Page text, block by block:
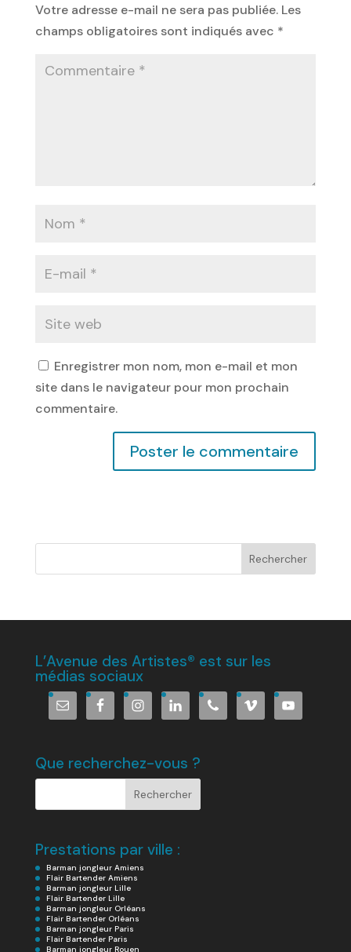
Votre adresse e-mail ne sera pas publiée. Les
champs obligatoires sont indiqués avec *
Enregistrer mon nom, mon e-mail et mon
site dans le navigateur pour mon prochain
commentaire.
L’Avenue des Artistes® est sur les
médias sociaux
Que recherchez-vous ?
Prestations par ville :
Barman jongleur Amiens
Flair Bartender Amiens
Barman jongleur Lille
Flair Bartender Lille
Barman jongleur Orléans
Flair Bartender Orléans
Barman jongleur Paris
Flair Bartender Paris
Barman jongleur Rouen